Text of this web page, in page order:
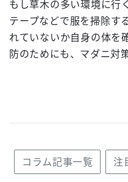
もし草木の多い環境に行
テープなどで服を掃除す
れていないか自身の体を
防のためにも、マダニ対
コラム記事一覧 注